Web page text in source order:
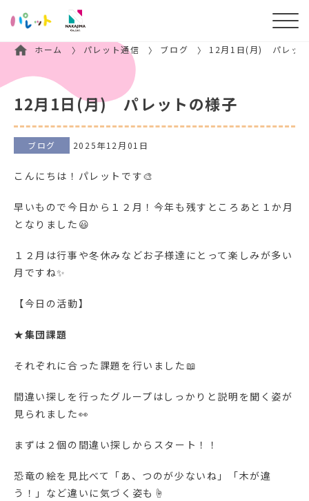
ホーム パレット通信 ブログ 12月1日(月) パレッ
12月1日(月) パレットの様子
ブログ 2025年12月01日
こんにちは！パレットです🎨
早いもので今日から１２月！今年も残すところあと１か月
となりました😃
１２月は行事や冬休みなどお子様達にとって楽しみが多い
月ですね✨
【今日の活動】
★集団課題
それぞれに合った課題を行いました📖
間違い探しを行ったグループはしっかりと説明を聞く姿が
見られました👀
まずは２個の間違い探しからスタート！！
恐竜の絵を見比べて「あ、つのが少ないね」「木が違
う！」など違いに気づく姿も☝